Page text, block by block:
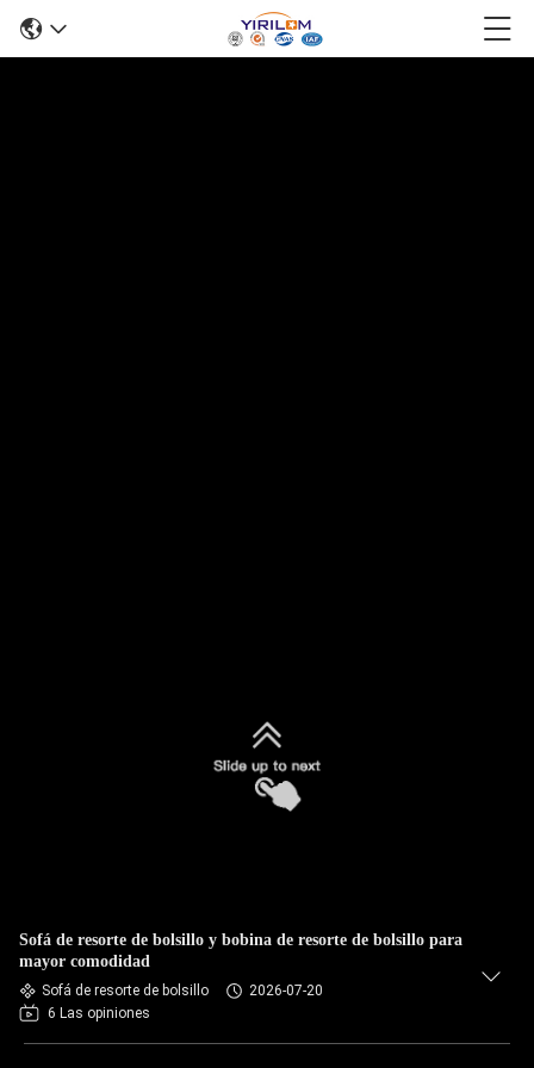
Sofá de resorte de bolsillo y bobina de resorte de bolsillo para
mayor comodidad
Sofá de resorte de bolsillo
2026-07-20
6 Las opiniones